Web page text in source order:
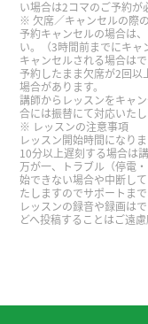
老师是一个爱护
反倒要感谢你一
过要退出CC课程
的帮助。非常感
策。
赛马很有意思。(
我每年都能减肥
い場合は2コマのご予約が
欠席／キャンセルの際
予約キャンセルの場合は
い。（3時間前までにキャ
キャンセルされる場合は
予約したまま欠席が2回以
場合があります。
講師からレッスンをキャ
合には振替にて対応いたし
レッスンの注意事項
レッスン開始時間になり
10分以上遅刻する場合は
万が一、トラブル（停電
始できない場合や中断し
たしますのでサポートまで
レッスンの録音や録画は
どへ投稿することはご遠慮